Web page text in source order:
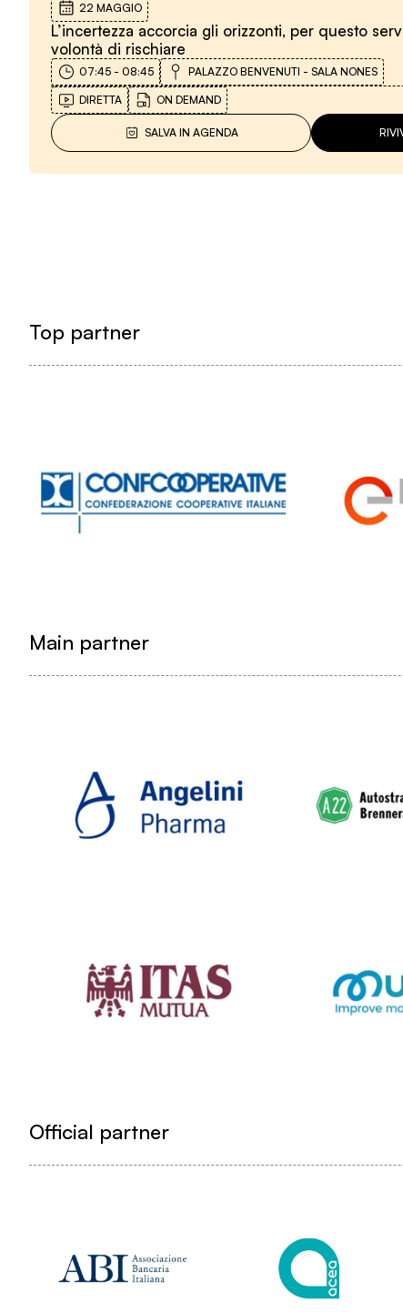
22 MAGGIO
L’incertezza accorcia gli orizzonti, per questo
volontà di rischiare
07:45 - 08:45 PALAZZO BENVENUTI - SALA NONES
DIRETTA ON DEMAND
SALVA IN AGENDA
Top partner
Main partner
Official partner